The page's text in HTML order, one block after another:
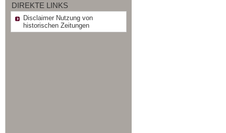
DIREKTE LINKS
Disclaimer Nutzung von
historischen Zeitungen